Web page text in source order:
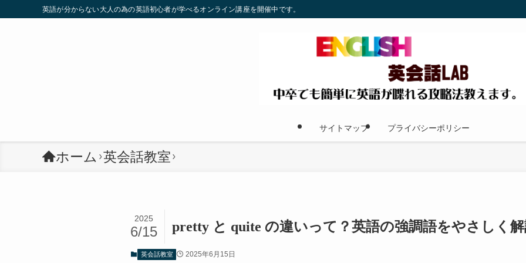
英語が分からない大人の為の英語初心者が学べるオンライン講座を開催中です。
サイトマップ プライバシーポリシー
ホーム 英会話教室
pretty と quite の違いって？英語の強調語をやさしく
2025
6/15
英会話教室 2025年6月15日